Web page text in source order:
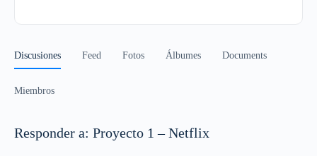
Discusiones Feed Fotos Álbumes Documents
Miembros
Responder a: Proyecto 1 – Netflix